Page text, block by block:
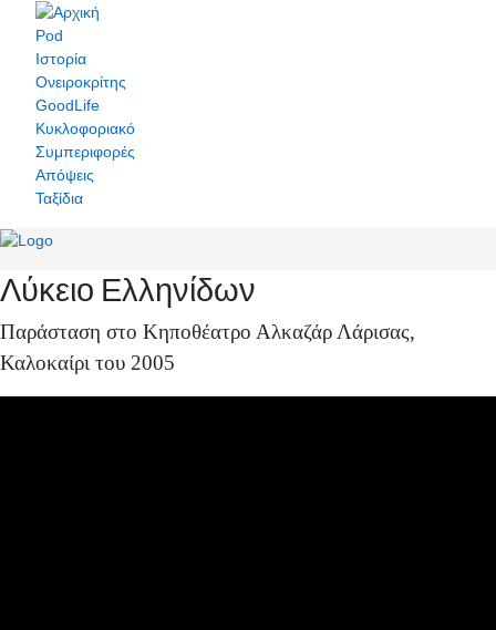
Pod
Ιστορία
Ονειροκρίτης
GoodLife
Κυκλοφοριακό
Συμπεριφορές
Απόψεις
Ταξίδια
Λύκειο Ελληνίδων
Παράσταση στο Κηποθέατρο Αλκαζάρ Λάρισας,
Καλοκαίρι του 2005